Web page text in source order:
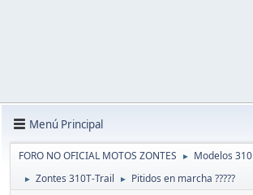
Menú Principal
FORO NO OFICIAL MOTOS ZONTES ► Modelos 310
► Zontes 310T-Trail ► Pitidos en marcha ?????